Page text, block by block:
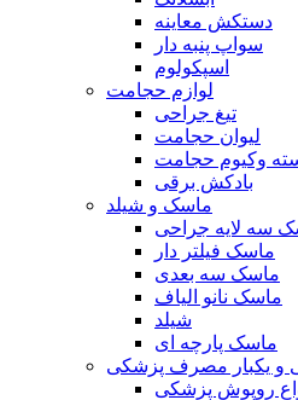
دستکش معاینه
سواپ پنبه دار
اسپکولوم
لوازم حجامت
تیغ جراحی
لیوان حجامت
وکیوم حجامت
بادکش برقی
ماسک و شیلد
سه لایه جراحی
ماسک فیلتر دار
ماسک سه بعدی
ماسک نانو الیاف
شیلد
ماسک پارچه ای
و یکبار مصرف پزشکی
روپوش پزشکی